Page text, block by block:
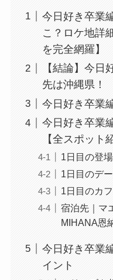
今日好き卒業
こ？ロケ地詳
を完全網羅】
【結論】今日
先は沖縄県！
今日好き卒業
今日好き卒業
【全スポット
1日目の登
1日目のデ
1日目のカ
宿泊先｜マ
MIHANA恩
今日好き卒業
イント